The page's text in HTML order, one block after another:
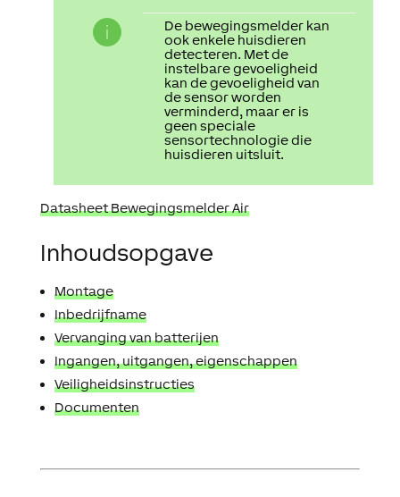
De bewegingsmelder kan
ook enkele huisdieren
detecteren. Met de
instelbare gevoeligheid
kan de gevoeligheid van
de sensor worden
verminderd, maar er is
geen speciale
sensortechnologie die
huisdieren uitsluit.
Datasheet Bewegingsmelder Air
Inhoudsopgave
Montage
Inbedrijfname
Vervanging van batterijen
Ingangen, uitgangen, eigenschappen
Veiligheidsinstructies
Documenten